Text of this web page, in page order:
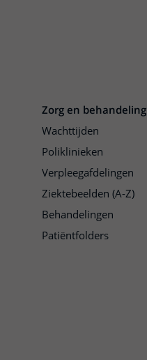
Zorg en behandeling
Wachttijden
Poliklinieken
Verpleegafdelingen
Ziektebeelden (A-Z)
Behandelingen
Patiëntfolders